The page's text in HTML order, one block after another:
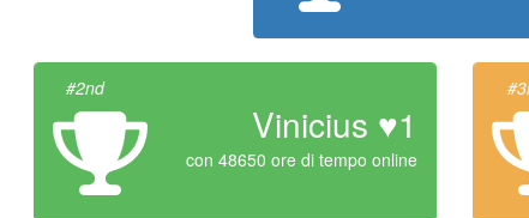
#2nd
Vinicius ♥1
con 48650 ore di tempo online